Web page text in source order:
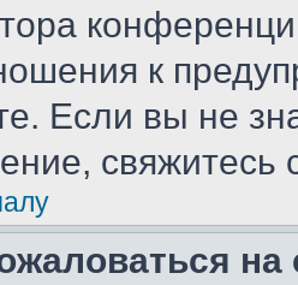
к
Если вы не